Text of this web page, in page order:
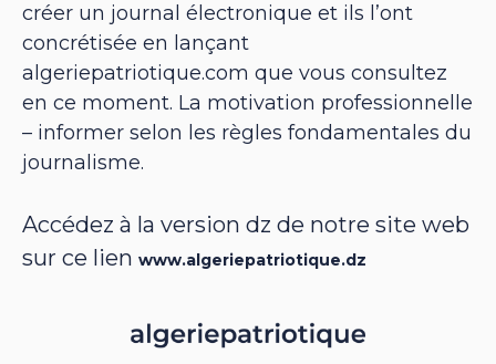
créer un journal électronique et ils l’ont
concrétisée en lançant
algeriepatriotique.com que vous consultez
en ce moment. La motivation professionnelle
– informer selon les règles fondamentales du
journalisme.
Accédez à la version dz de notre site web
sur ce lien www.algeriepatriotique.dz